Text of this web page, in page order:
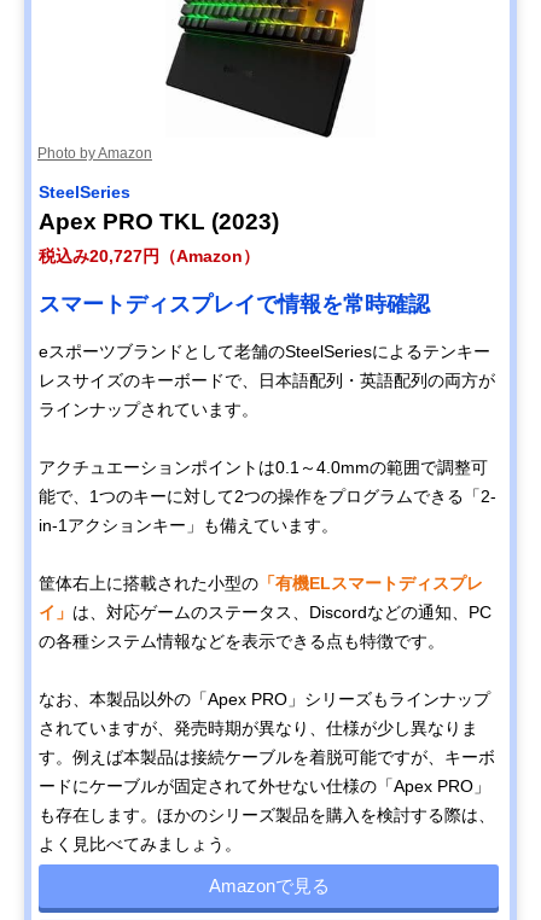
Photo by Amazon
SteelSeries
Apex PRO TKL (2023)
税込み20,727円（Amazon）
スマートディスプレイで情報を常時確認
eスポーツブランドとして老舗のSteelSeriesによるテンキー
レスサイズのキーボードで、日本語配列・英語配列の両方が
ラインナップされています。
アクチュエーションポイントは0.1～4.0mmの範囲で調整可
能で、1つのキーに対して2つの操作をプログラムできる「2-
in-1アクションキー」も備えています。
筐体右上に搭載された小型の 「有機ELスマートディスプレ
イ」 は、対応ゲームのステータス、Discordなどの通知、PC
の各種システム情報などを表示できる点も特徴です。
なお、本製品以外の「Apex PRO」シリーズもラインナップ
されていますが、発売時期が異なり、仕様が少し異なりま
す。例えば本製品は接続ケーブルを着脱可能ですが、キーボ
ードにケーブルが固定されて外せない仕様の「Apex PRO」
も存在します。ほかのシリーズ製品を購入を検討する際は、
よく見比べてみましょう。
Amazonで見る